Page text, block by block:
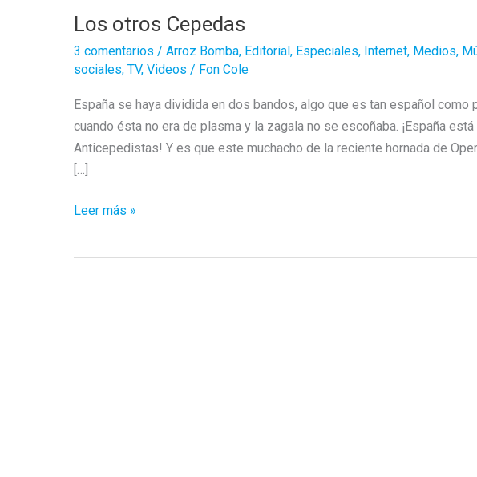
Los otros Cepedas
3 comentarios / Arroz Bomba, Editorial , Especiales, Internet, Medios,
sociales, TV, Videos / Fon Cole
España se haya dividida en dos bandos, algo que es tan español
cuando ésta no era de plasma y la zagala no se escoñaba. ¡España
Anticepedistas! Y es que este muchacho de la reciente hornada de
[…]
Los
Leer más »